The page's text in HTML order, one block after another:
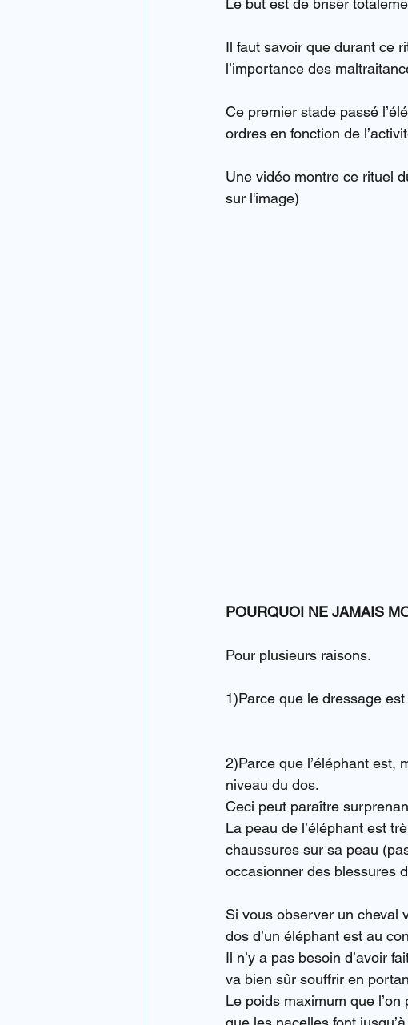
Le but est de briser
Il faut savoir que durant ce
l’importance des
Ce premier stade passé
ordres en fonction de
Une vidéo montre ce rituel
sur l'image)
POURQUOI NE JAMAIS
Pour plusieurs raisons.
1)Parce que le dressage
2)Parce que l’éléphant est,
niveau du dos.
Ceci peut paraître
La peau de l’éléphant est
chaussures sur sa peau
occasionner des blessures
Si vous observer un cheval
dos d’un éléphant est au
Il n’y a pas besoin d’avoir
va bien sûr souffrir en
Le poids maximum que